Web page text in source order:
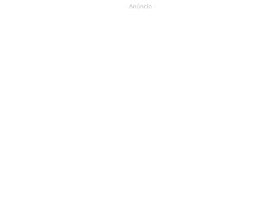
- Anúncio -